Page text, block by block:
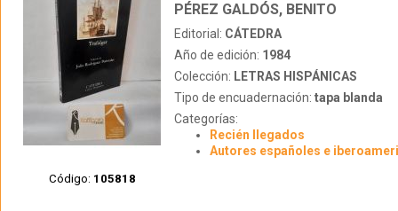
Código: 105818
PÉREZ GALDÓS, BENITO
Editorial: CÁTEDRA
Año de edición: 1984
Colección: LETRAS HISPÁNICAS
Tipo de encuadernación: tapa blanda
Categorías:
Recién llegados
Autores españoles e